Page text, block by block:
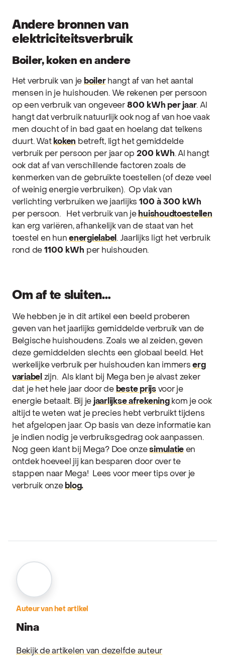
Andere bronnen van
elektriciteitsverbruik
Boiler, koken en andere
Het verbruik van je boilerhangt af van het aantal
mensen in je huishouden. We rekenen per persoon
op een verbruik van ongeveer 800 kWh per jaar. Al
hangt dat verbruik natuurlijk ook nog af van hoe vaak
men doucht of in bad gaat en hoelang dat telkens
duurt. Wat koken betreft, ligt het gemiddelde
verbruik per persoon per jaar op 200 kWh. Al hangt
ook dat af van verschillende factoren zoals de
kenmerken van de gebruikte toestellen (of deze veel
of weinig energie verbruiken). Op vlak van
verlichting verbruiken we jaarlijks 100 à 300 kWh
per persoon.
Het verbruik van je huishoudtoestellen
kan erg variëren, afhankelijk van de staat van het
toestel en hunenergielabel . Jaarlijks ligt het verbruik
rond de 1100 kWh per huishouden.
Om af te sluiten…
We hebben je in dit artikel een beeld proberen
geven van het jaarlijks gemiddelde verbruik van de
Belgische huishoudens. Zoals we al zeiden, geven
deze gemiddelden slechts een globaal beeld. Het
werkelijke verbruik per huishouden kan immerserg
variabel zijn. Als klant bij Mega ben je alvast zeker
dat je het hele jaar door de beste prijsvoor je
energie betaalt. Bij je jaarlijkse afrekening kom je ook
altijd te weten wat je precies hebt verbruikt tijdens
het afgelopen jaar. Op basis van deze informatie kan
je indien nodig je verbruiksgedrag ook aanpassen.
Nog geen klant bij Mega? Doe onzesimulatie en
ontdek hoeveel jij kan besparen door over te
stappen naar Mega!
Lees voor meer tips over je
verbruik onze blog.
Auteur van het artikel
Nina
Bekijk de artikelen van dezelfde auteur